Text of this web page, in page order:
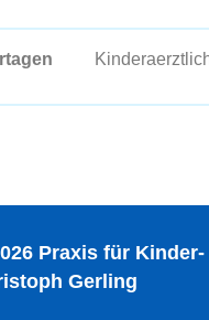
Praxis für
Gerling